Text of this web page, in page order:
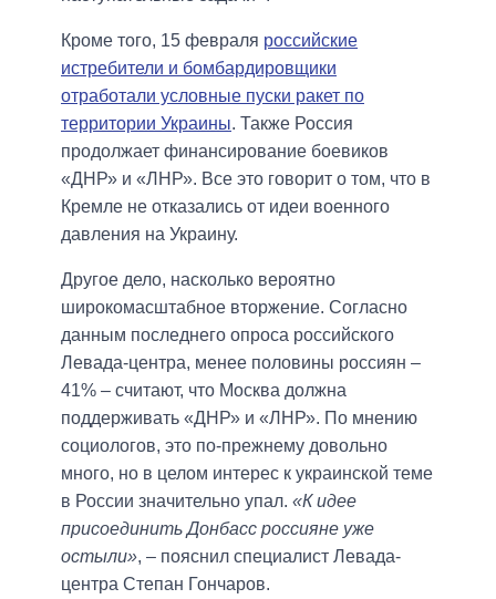
Кроме того, 15 февраля российские
истребители и бомбардировщики
отработали условные пуски ракет по
территории Украины. Также Россия
продолжает финансирование боевиков
«ДНР» и «ЛНР». Все это говорит о том, что в
Кремле не отказались от идеи военного
давления на Украину.
Другое дело, насколько вероятно
широкомасштабное вторжение. Согласно
данным последнего опроса российского
Левада-центра, менее половины россиян –
41% – считают, что Москва должна
поддерживать «ДНР» и «ЛНР». По мнению
социологов, это по-прежнему довольно
много, но в целом интерес к украинской теме
в России значительно упал. «К идее
присоединить Донбасс россияне уже
остыли», – пояснил специалист Левада-
центра Степан Гончаров.